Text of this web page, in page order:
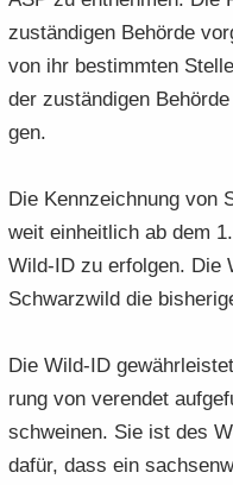
zu­stän­di­gen Be­hör­de
von ihr be­stimm­ten
der zu­stän­di­gen
gen.
Die Kenn­zeich­nung von
weit ein­heit­lich ab dem
Wild-​ID zu er­fol­gen. Die
Schwarz­wild die
Die Wild-​ID
rung von ver­en­det
schwei­nen. Sie ist des
dafür, dass ein